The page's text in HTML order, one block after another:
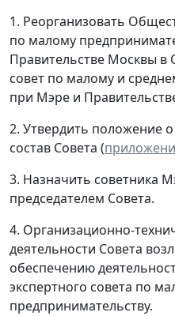
1. Реорганизовать
по малому
Правительстве Москвы
совет по малому и
при Мэре и
2. Утвердить положение о
состав Совета (
3. Назначить советника
председателем Совета.
4. Организационно-
деятельности Совета
обеспечению
экспертного совета по
предпринимательству.